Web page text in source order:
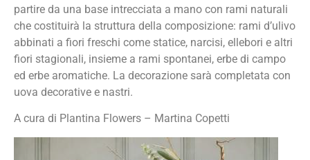
partire da una base intrecciata a mano con rami naturali
che costituirà la struttura della composizione: rami d’ulivo
abbinati a fiori freschi come statice, narcisi, ellebori e altri
fiori stagionali, insieme a rami spontanei, erbe di campo
ed erbe aromatiche. La decorazione sarà completata con
uova decorative e nastri.
A cura di Plantina Flowers – Martina Copetti